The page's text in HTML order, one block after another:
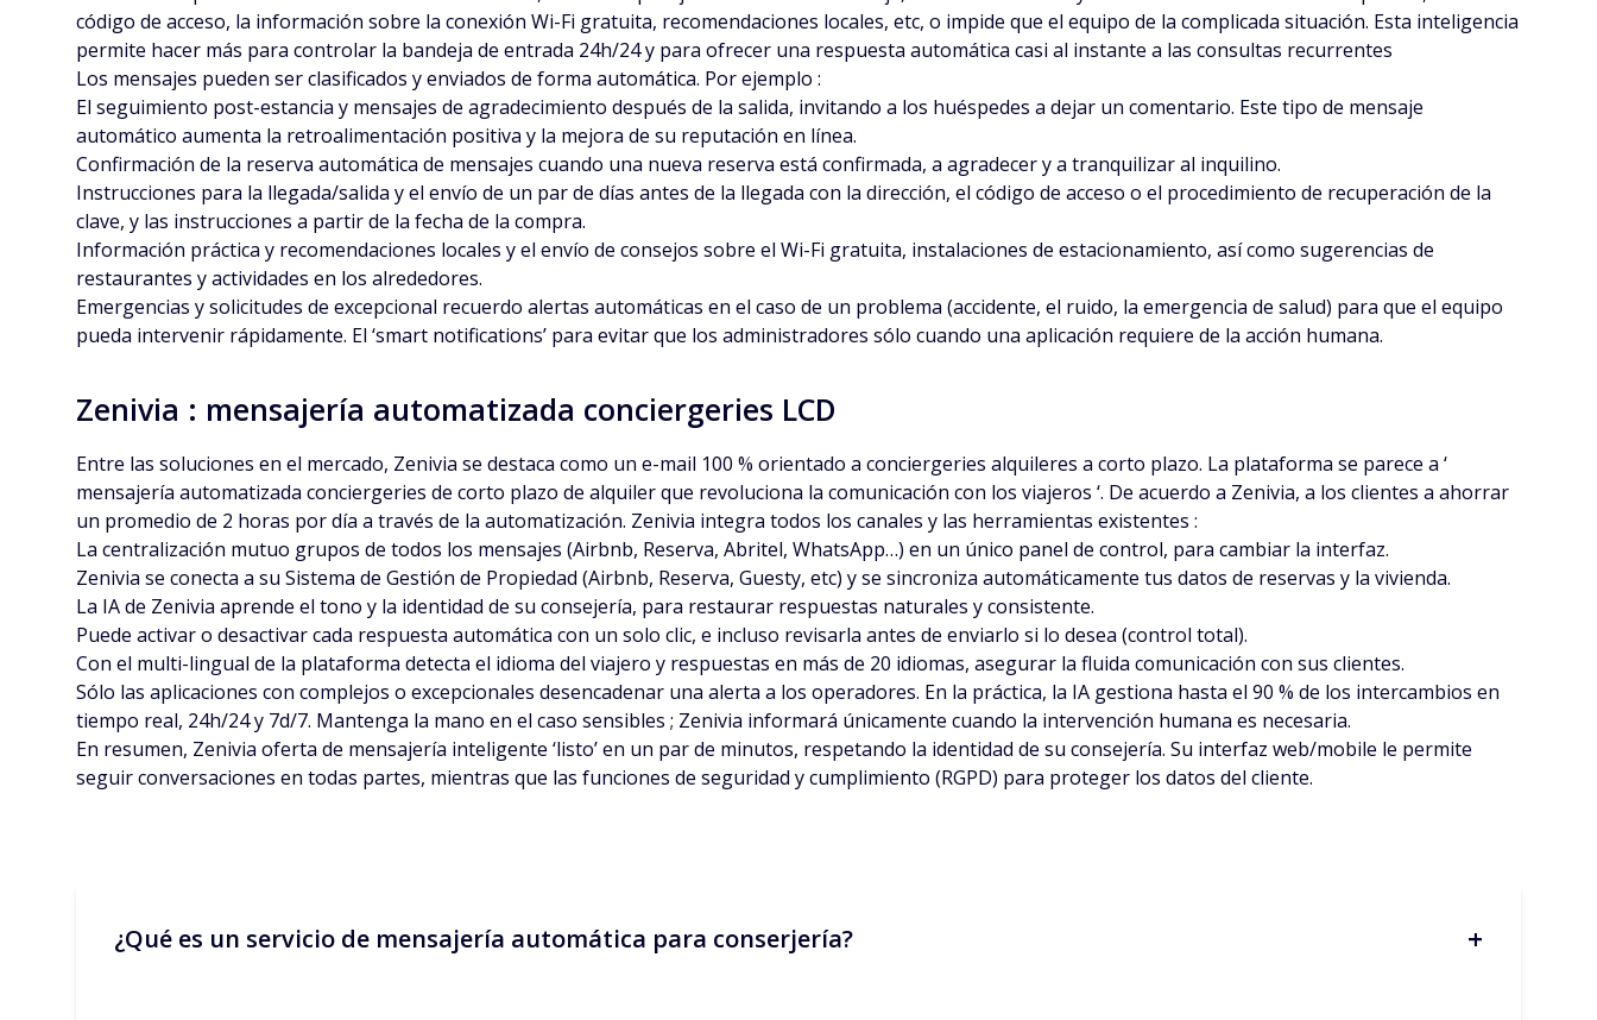
código de acceso, la información sobre la conexión Wi-Fi gratuita, recomendaciones locales, etc, o impide que el equipo de la complicada situación. Esta inteligencia
permite hacer más para controlar la bandeja de entrada 24h/24 y para ofrecer una respuesta automática casi al instante a las consultas recurrentes
Los mensajes pueden ser clasificados y enviados de forma automática. Por ejemplo :
El seguimiento post-estancia y mensajes de agradecimiento después de la salida, invitando a los huéspedes a dejar un comentario. Este tipo de mensaje
automático aumenta la retroalimentación positiva y la mejora de su reputación en línea.
Confirmación de la reserva automática de mensajes cuando una nueva reserva está confirmada, a agradecer y a tranquilizar al inquilino.
Instrucciones para la llegada/salida y el envío de un par de días antes de la llegada con la dirección, el código de acceso o el procedimiento de recuperación de la
clave, y las instrucciones a partir de la fecha de la compra.
Información práctica y recomendaciones locales y el envío de consejos sobre el Wi-Fi gratuita, instalaciones de estacionamiento, así como sugerencias de
restaurantes y actividades en los alrededores.
Emergencias y solicitudes de excepcional recuerdo alertas automáticas en el caso de un problema (accidente, el ruido, la emergencia de salud) para que el equipo
pueda intervenir rápidamente. El ‘smart notifications’ para evitar que los administradores sólo cuando una aplicación requiere de la acción humana.
Zenivia : mensajería automatizada conciergeries LCD
Entre las soluciones en el mercado, Zenivia se destaca como un e-mail 100 % orientado a conciergeries alquileres a corto plazo. La plataforma se parece a ‘
mensajería automatizada conciergeries de corto plazo de alquiler que revoluciona la comunicación con los viajeros ‘. De acuerdo a Zenivia, a los clientes a ahorrar
un promedio de 2 horas por día a través de la automatización. Zenivia integra todos los canales y las herramientas existentes :
La centralización mutuo grupos de todos los mensajes (Airbnb, Reserva, Abritel, WhatsApp…) en un único panel de control, para cambiar la interfaz.
Zenivia se conecta a su Sistema de Gestión de Propiedad (Airbnb, Reserva, Guesty, etc) y se sincroniza automáticamente tus datos de reservas y la vivienda.
La IA de Zenivia aprende el tono y la identidad de su consejería, para restaurar respuestas naturales y consistente.
Puede activar o desactivar cada respuesta automática con un solo clic, e incluso revisarla antes de enviarlo si lo desea (control total).
Con el multi-lingual de la plataforma detecta el idioma del viajero y respuestas en más de 20 idiomas, asegurar la fluida comunicación con sus clientes.
Sólo las aplicaciones con complejos o excepcionales desencadenar una alerta a los operadores. En la práctica, la IA gestiona hasta el 90 % de los intercambios en
tiempo real, 24h/24 y 7d/7. Mantenga la mano en el caso sensibles ; Zenivia informará únicamente cuando la intervención humana es necesaria.
En resumen, Zenivia oferta de mensajería inteligente ‘listo’ en un par de minutos, respetando la identidad de su consejería. Su interfaz web/mobile le permite
seguir conversaciones en todas partes, mientras que las funciones de seguridad y cumplimiento (RGPD) para proteger los datos del cliente.
¿Qué es un servicio de mensajería automática para conserjería? +